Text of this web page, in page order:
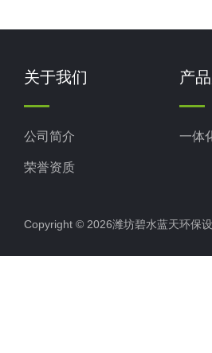
关于我们
公司简介
荣誉资质
产
一体
Copyright © 2026潍坊碧水蓝天环保